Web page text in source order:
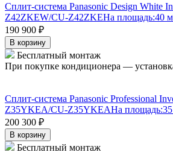
Сплит-система Panasonic Design White
Z42ZKEW/CU-Z42ZKEНа площадь:40
190 900 ₽
В корзину
Бесплатный монтаж
При покупке кондиционера —
Сплит-система Panasonic Professional
Z35YKEA/CU-Z35YKEAНа площадь:
200 300 ₽
В корзину
Бесплатный монтаж